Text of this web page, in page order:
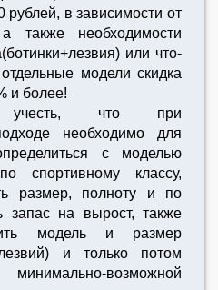
рублей, в зависимости от
также необходимости
или что-
модели скидка
и более!
что при
необходимо для
с моделью
спортивному классу,
размер, полноту и по
запас на вырост, также
модель и размер
и только потом
возможной